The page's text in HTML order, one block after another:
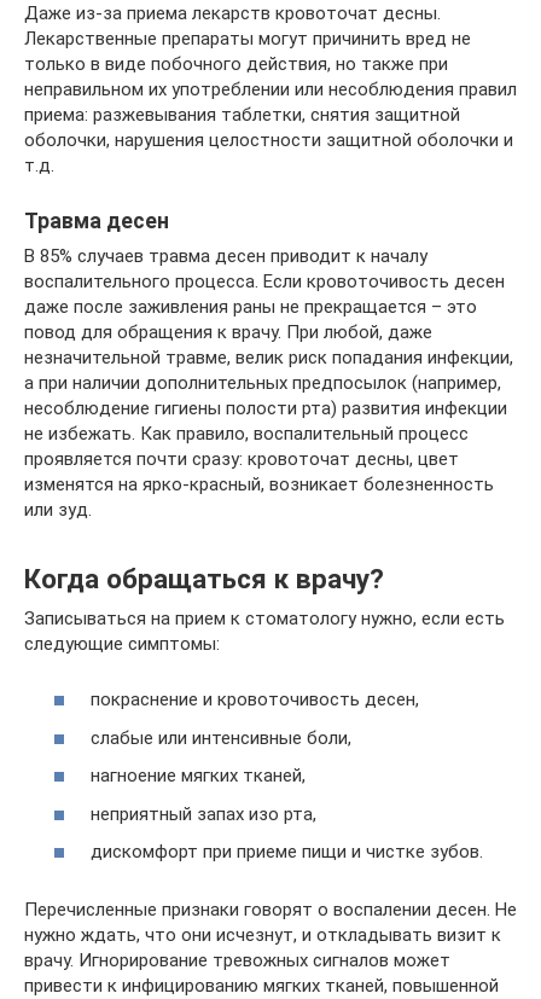
Даже из-за приема лекарств кровоточат десны.
Лекарственные препараты могут причинить вред не
только в виде побочного действия, но также при
неправильном их употреблении или несоблюдения правил
приема: разжевывания таблетки, снятия защитной
оболочки, нарушения целостности защитной оболочки и
т.д.
Травма десен
В 85% случаев травма десен приводит к началу
воспалительного процесса. Если кровоточивость десен
даже после заживления раны не прекращается – это
повод для обращения к врачу. При любой, даже
незначительной травме, велик риск попадания инфекции,
а при наличии дополнительных предпосылок (например,
несоблюдение гигиены полости рта) развития инфекции
не избежать. Как правило, воспалительный процесс
проявляется почти сразу: кровоточат десны, цвет
изменятся на ярко-красный, возникает болезненность
или зуд.
Когда обращаться к врачу?
Записываться на прием к стоматологу нужно, если есть
следующие симптомы:
покраснение и кровоточивость десен,
слабые или интенсивные боли,
нагноение мягких тканей,
неприятный запах изо рта,
дискомфорт при приеме пищи и чистке зубов.
Перечисленные признаки говорят о воспалении десен. Не
нужно ждать, что они исчезнут, и откладывать визит к
врачу. Игнорирование тревожных сигналов может
привести к инфицированию мягких тканей, повышенной